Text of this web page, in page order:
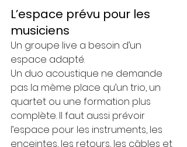
L’espace prévu pour les
musiciens
Un groupe live a besoin d’un
espace adapté.
Un duo acoustique ne demande
pas la même place qu’un trio, un
quartet ou une formation plus
complète. Il faut aussi prévoir
l’espace pour les instruments, les
enceintes, les retours, les câbles et